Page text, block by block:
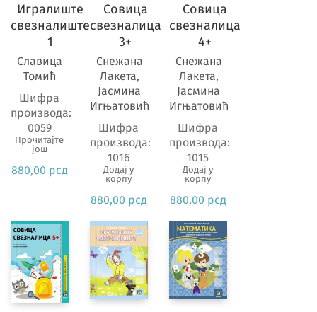
Игралиште
свезналиште
1
Славица
Томић
Шифра
производа:
0059
Прочитајте
још
880,00 рсд
Совица
свезналица
3+
Снежана
Лакета,
Јасмина
Игњатовић
Шифра
производа:
1016
Додај у
корпу
880,00 рсд
Совица
свезналица
4+
Снежана
Лакета,
Јасмина
Игњатовић
Шифра
производа:
1015
Додај у
корпу
880,00 рсд